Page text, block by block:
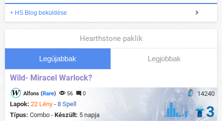
+ HS Blog beküldése
Hearthstone paklik
Legújabbak Legjobbak
Wild- Miracel Warlock?
14240
Alfons (Rare) 56 0
Lapok: 22 Lény - 8 Spell
Típus: Combo - Készült: 5 napja 3